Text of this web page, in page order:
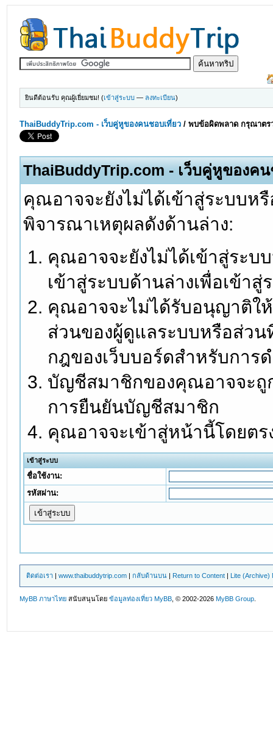
ยินดีต้อนรับ คุณผู้เยี่ยมชม! (เข้าสู่ระบบ — ลงทะเบียน)
ThaiBuddyTrip.com - เว็บคู่หูของคนชอบเที่ยว /พบข้อผิดพลาด กรุณาตร
ThaiBuddyTrip.com - เว็บคู่หูของค
คุณอาจจะยังไม่ได้เข้าสู่ระบบ
พิจารณาเหตุผลดังด้านล่าง:
คุณอาจจะยังไม่ได้เข้าสู่ระบ
เข้าสู่ระบบด้านล่างเพื่อเข้า
คุณอาจจะไม่ได้รับอนุญาติใ
ส่วนของผู้ดูแลระบบหรือส่ว
กฎของเว็บบอร์ดสำหรับการ
บัญชีสมาชิกของคุณอาจจะถู
การยืนยันบัญชีสมาชิก
คุณอาจจะเข้าสู่หน้านี้โดยต
เข้าสู่ระบบ
ชื่อใช้งาน:
รหัสผ่าน:
ติดต่อเรา |www.thaibuddytrip.com |กลับด้านบน | Return to Content | Lite (Archive)
MyBB ภาษาไทย สนับสนุนโดยข้อมูลท่องเที่ยว MyBB , © 2002-2026MyBB Group